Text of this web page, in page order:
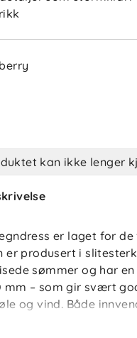
kan ikke lenger
er laget for
er produsert i
sømmer og har
mm – som gir svært
og vind. Både
glidelåsen,